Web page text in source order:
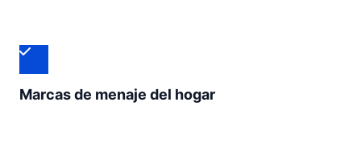
Marcas de menaje del hogar